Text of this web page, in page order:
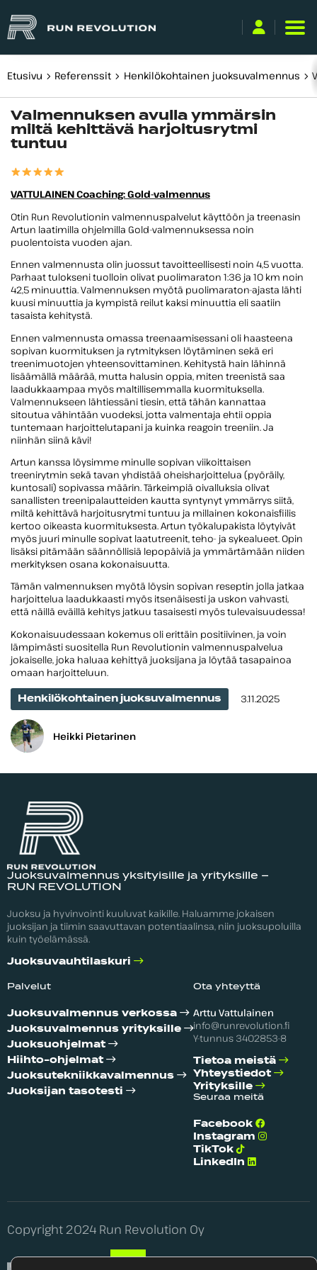
Käyttäjätunnus
tai
sähköpostiosoite
Kirjaudu sisään
Unohditko salasanasi?
Etusivu Referenssit Henkilökohtainen juoksuvalmennus
Valmennuksen avulla ymmärsin
miltä kehittävä harjoitusrytmi
tuntuu
VATTULAINEN Coaching: Gold-valmennus
Otin Run Revolutionin valmennuspalvelut käyttöön ja treenasin
Artun laatimilla ohjelmilla Gold-valmennuksessa noin
puolentoista vuoden ajan.
Ennen valmennusta olin juossut tavoitteellisesti noin 4,5 vuotta.
Parhaat tulokseni tuolloin olivat puolimaraton 1:36 ja 10 km noin
42,5 minuuttia. Valmennuksen myötä puolimaraton-ajasta lähti
kuusi minuuttia ja kympistä reilut kaksi minuuttia eli saatiin
tasaista kehitystä.
Ennen valmennusta omassa treenaamisessani oli haasteena
sopivan kuormituksen ja rytmityksen löytäminen sekä eri
treenimuotojen yhteensovittaminen. Kehitystä hain lähinnä
lisäämällä määrää, mutta halusin oppia, miten treenistä saa
laadukkaampaa myös maltillisemmalla kuormituksella.
Valmennukseen lähtiessäni tiesin, että tähän kannattaa
sitoutua vähintään vuodeksi, jotta valmentaja ehtii oppia
tuntemaan harjoittelutapani ja kuinka reagoin treeniin. Ja
niinhän siinä kävi!
Artun kanssa löysimme minulle sopivan viikoittaisen
treenirytmin sekä tavan yhdistää oheisharjoittelua (pyöräily,
kuntosali) sopivassa määrin. Tärkeimpiä oivalluksia olivat
sanallisten treenipalautteiden kautta syntynyt ymmärrys siitä,
miltä kehittävä harjoitusrytmi tuntuu ja millainen kokonaisfiilis
kertoo oikeasta kuormituksesta. Artun työkalupakista löytyivät
myös juuri minulle sopivat laatutreenit, teho- ja sykealueet. Opin
lisäksi pitämään säännöllisiä lepopäiviä ja ymmärtämään niiden
merkityksen osana kokonaisuutta.
Tämän valmennuksen myötä löysin sopivan reseptin jolla jatkaa
harjoittelua laadukkaasti myös itsenäisesti ja uskon vahvasti,
että näillä eväillä kehitys jatkuu tasaisesti myös tulevaisuudessa!
Kokonaisuudessaan kokemus oli erittäin positiivinen, ja voin
lämpimästi suositella Run Revolutionin valmennuspalvelua
jokaiselle, joka haluaa kehittyä juoksijana ja löytää tasapainoa
omaan harjoitteluun.
Henkilökohtainen juoksuvalmennus Julkaistu
3.11.2025
Heikki Pietarinen
Juoksuvalmennus yksityisille ja yrityksille –
RUN REVOLUTION
Juoksu ja hyvinvointi kuuluvat kaikille. Haluamme jokaisen
juoksijan ja tiimin saavuttavan potentiaalinsa, niin juoksupoluilla
kuin työelämässä.
Juoksuvauhtilaskuri
Palvelut
Juoksuvalmennus verkossa
Juoksuvalmennus yrityksille
Juoksuohjelmat
Hiihto-ohjelmat
Juoksutekniikka­valmennus
Juoksijan tasotesti
Ota yhteyttä
Arttu Vattulainen
info@runrevolution.fi
Y-tunnus 3402853-8
Tietoa meistä
Yhteystiedot
Yrityksille
Seuraa meitä
Facebook
Instagram
TikTok
LinkedIn
Copyright 2024 Run Revolution Oy